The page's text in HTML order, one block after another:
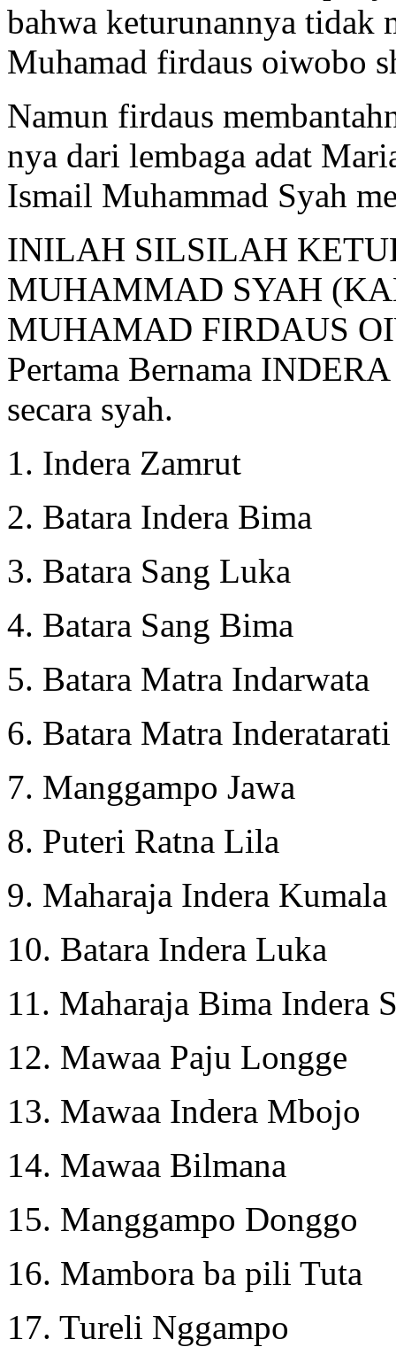
bahwa keturunannya tidak
Muhamad firdaus oiwobo
Namun firdaus
nya dari lembaga adat
Ismail Muhammad Syah
INILAH SILSILAH
MUHAMMAD SYAH
MUHAMAD FIRDAUS
Pertama Bernama
secara syah.
1. Indera Zamrut
2. Batara Indera Bima
3. Batara Sang Luka
4. Batara Sang Bima
5. Batara Matra Indarwata
6. Batara Matra
7. Manggampo Jawa
8. Puteri Ratna Lila
9. Maharaja Indera Kumala
10. Batara Indera Luka
11. Maharaja Bima Indera
12. Mawaa Paju Longge
13. Mawaa Indera Mbojo
14. Mawaa Bilmana
15. Manggampo Donggo
16. Mambora ba pili Tuta
17. Tureli Nggampo